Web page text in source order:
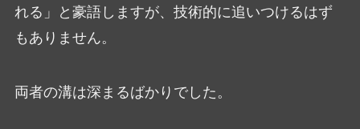
れる」と豪語しますが、技術的に追いつけるはず
もありません。
両者の溝は深まるばかりでした。